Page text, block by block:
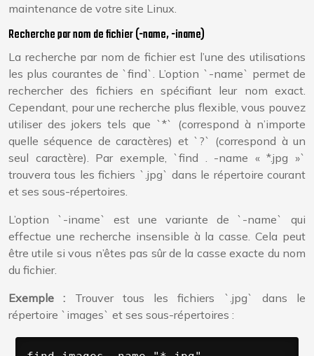
maintenance de votre site Linux.
Recherche par nom de fichier (-name, -iname)
La recherche par nom de fichier est l’une des utilisations
les plus courantes de `find`. L’option `-name` permet de
rechercher des fichiers en spécifiant leur nom exact.
Cependant, pour une recherche plus flexible, vous pouvez
utiliser des jokers tels que `*` (correspond à n’importe
quelle séquence de caractères) et `?` (correspond à un
seul caractère). Par exemple, `find . -name « *.jpg »`
trouvera tous les fichiers `.jpg` dans le répertoire courant
et ses sous-répertoires.
L’option `-iname` est une variante de `-name` qui
effectue une recherche insensible à la casse. Cela peut
être utile si vous n’êtes pas sûr de la casse exacte du nom
du fichier.
Exemple : Trouver tous les fichiers `.jpg` dans le
répertoire `images` et ses sous-répertoires :